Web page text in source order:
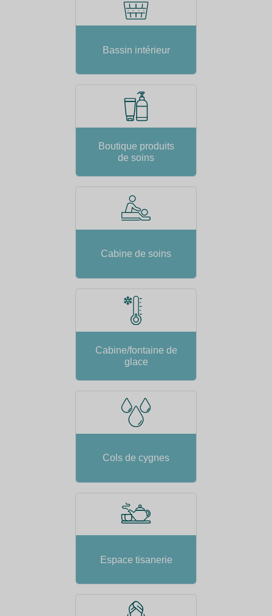
Bassin intérieur
Boutique produits
de soins
Cabine de soins
Cabine/fontaine de
glace
Cols de cygnes
Espace tisanerie